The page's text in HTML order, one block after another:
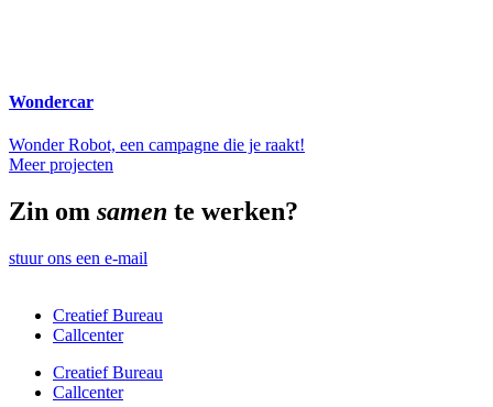
Wondercar
Wonder Robot, een campagne die je raakt!
Meer projecten
Zin om samen te werken?
stuur ons een e-mail
Creatief Bureau
Callcenter
Creatief Bureau
Callcenter